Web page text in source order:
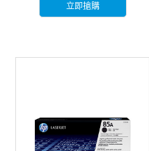
立即搶購